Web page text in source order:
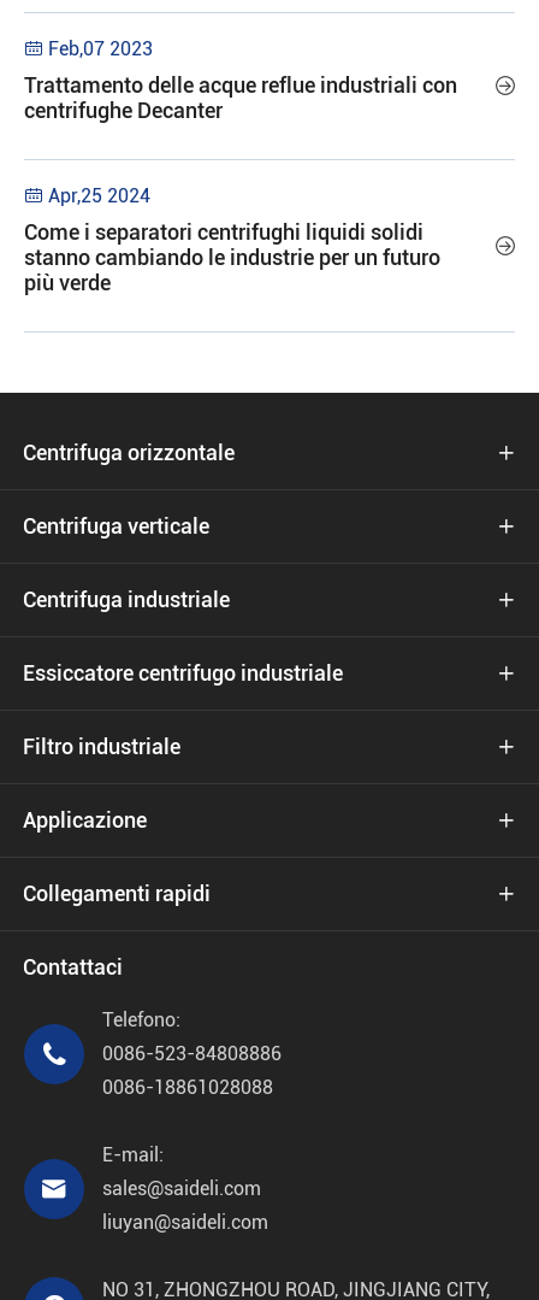
 Feb,07 2023
Trattamento delle acque reflue industriali con
centrifughe Decanter

 Apr,25 2024
Come i separatori centrifughi liquidi solidi
stanno cambiando le industrie per un futuro
più verde

Centrifuga orizzontale 
Centrifuga verticale 
Centrifuga industriale 
Essiccatore centrifugo industriale 
Filtro industriale 
Applicazione 
Collegamenti rapidi 
Contattaci

Telefono:
0086-523-84808886
0086-18861028088

E-mail:
sales@saideli.com
liuyan@saideli.com
NO 31, ZHONGZHOU ROAD, JINGJIANG CITY,